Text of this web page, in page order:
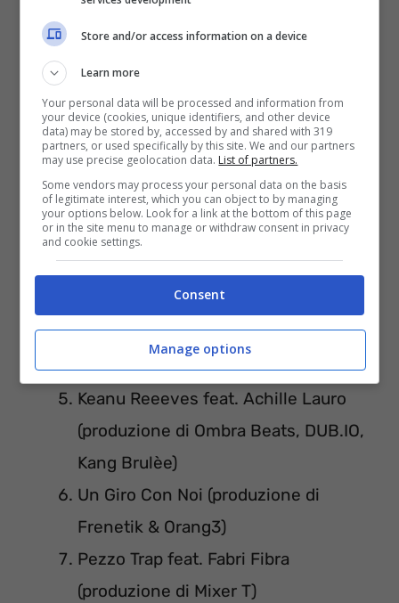
Paradise Lost (produzione di Mixer T)
Fuori(produzione di Mixer T)
Video Ufficiale]
Tanta Roba Anthem feat. Guè
Pequeno(produzione di Mixer T)
Keanu Reeeves feat. Achille Lauro
(produzione di Ombra Beats, DUB.IO,
Kang Brulèe)
Un Giro Con Noi (produzione di
Frenetik & Orang3)
Pezzo Trap feat. Fabri Fibra
(produzione di Mixer T)
Store and/or access information on a device
Learn more
Your personal data will be processed and information from
your device (cookies, unique identifiers, and other device
data) may be stored by, accessed by and shared with 319
partners, or used specifically by this site. We and our partners
may use precise geolocation data. List of partners.
Some vendors may process your personal data on the basis
of legitimate interest, which you can object to by managing
your options below. Look for a link at the bottom of this page
or in the site menu to manage or withdraw consent in privacy
and cookie settings.
Consent
Manage options